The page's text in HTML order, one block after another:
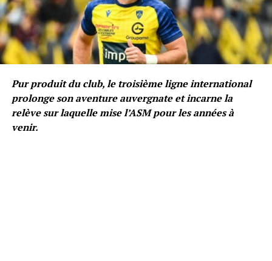
Pur produit du club, le troisième ligne international
prolonge son aventure auvergnate et incarne la
relève sur laquelle mise l’ASM pour les années à
venir.